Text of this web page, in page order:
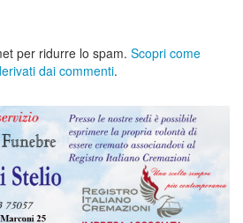
per ridurre lo spam. Scopri come
dai commenti.